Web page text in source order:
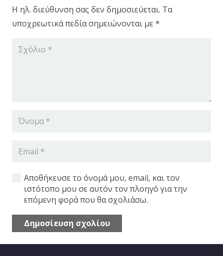
Μηχανήματα Κεραμικής
Fiber Laser Tube
Πρέσα CNC
Η ηλ. διεύθυνση σας δεν δημοσιεύεται. Τα
υποχρεωτικά πεδία σημειώνονται με*
Αποθήκευσε το όνομά μου, email, και τον
ιστότοπο μου σε αυτόν τον πλοηγό για την
επόμενη φορά που θα σχολιάσω.
Δημοσίευση σχολίου